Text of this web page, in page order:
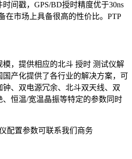
间戳，GPS/BD授时精度优于30ns
在市场上具备很高的性价比。PTP
，提供相应的北斗 授时 测试仪解
产化提供了各行业的解决方案，可
、双电源冗余、北斗双天线、双
、恒温/宽温晶振等特定的参数同时
配置参数可联系我们商务